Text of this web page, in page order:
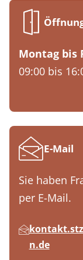
Montag bis
09:00 bis
E-Mail
Sie haben
per E-Mail.
n.de